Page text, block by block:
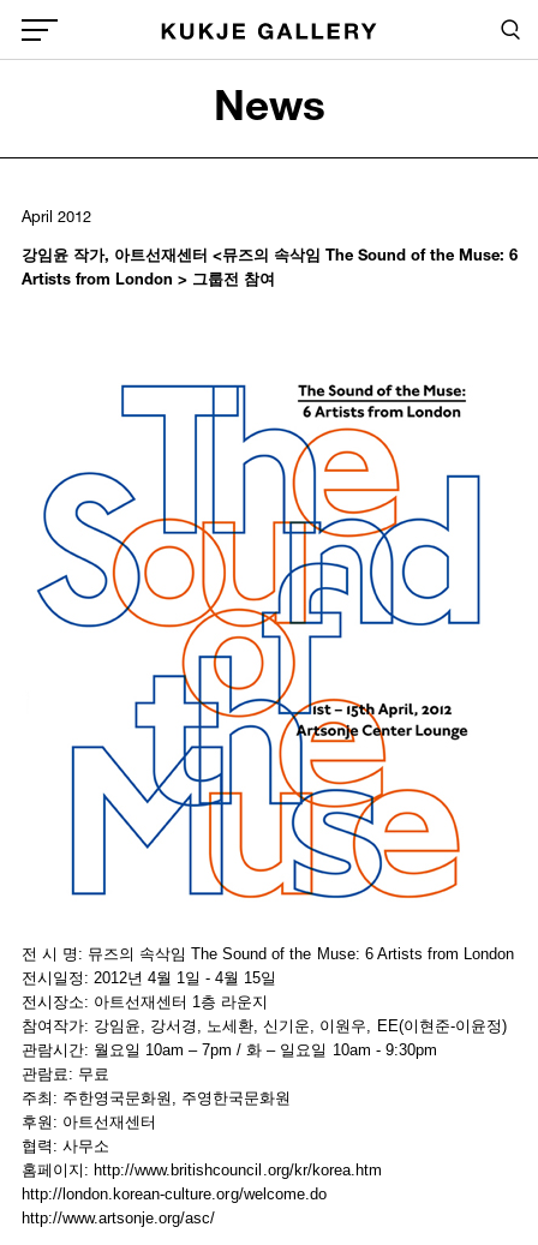
Skip to main content
Global Menu Open Button
News
April 2012
강임윤 작가, 아트선재센터 <뮤즈의 속삭임 The Sound of the Muse: 6
Artists from London > 그룹전 참여
전 시 명: 뮤즈의 속삭임 The Sound of the Muse: 6 Artists from London
전시일정: 2012년 4월 1일 - 4월 15일
전시장소: 아트선재센터 1층 라운지
참여작가: 강임윤, 강서경, 노세환, 신기운, 이원우, EE(이현준-이윤정)
관람시간: 월요일 10am – 7pm / 화 – 일요일 10am - 9:30pm
관람료: 무료
주최: 주한영국문화원, 주영한국문화원
후원: 아트선재센터
협력: 사무소
홈페이지: http://www.britishcouncil.org/kr/korea.htm
http://london.korean-culture.org/welcome.do
http://www.artsonje.org/asc/